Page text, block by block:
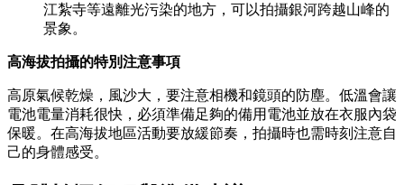
江紮寺等遠離光污染的地方，可以拍攝銀河跨越山峰的
景象。
高海拔拍攝的特別注意事項
高原氣候乾燥，風沙大，要注意相機和鏡頭的防塵。低溫會讓
電池電量消耗很快，必須準備足夠的備用電池並放在衣服內袋
保暖。在高海拔地區活動要放緩節奏，拍攝時也需時刻注意自
己的身體感受。